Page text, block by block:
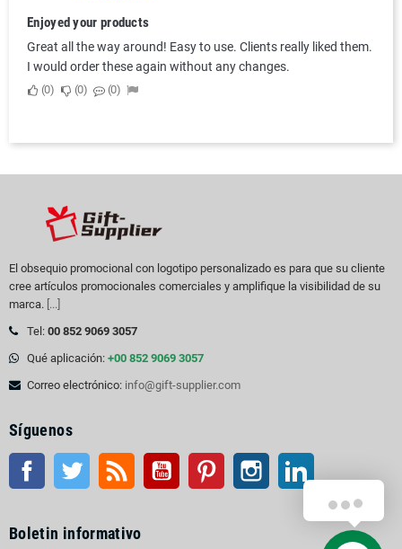
Enjoyed your products
Great all the way around! Easy to use. Clients really liked them.
I would order these again without any changes.
0 0 0
El obsequio promocional con logotipo personalizado es para que su cliente
cree artículos promocionales comerciales y amplifique la visibilidad de su
marca. [...]
Tel: 00 852 9069 3057
Qué aplicación: +00 852 9069 3057
Correo electrónico: info@gift-supplier.com
Síguenos
Facebook Gorjeo Rss YouTube Pinterest Instagram
Boletin informativo